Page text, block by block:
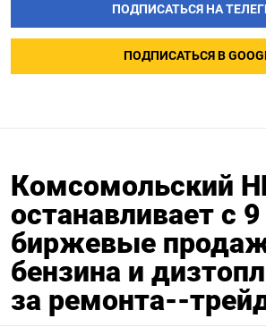
ПОДПИСАТЬСЯ НА
ПОДПИСАТЬСЯ В
Комсомольский
останавливает с
биржевые
бензина и
за ремонта--